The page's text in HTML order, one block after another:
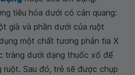
tiêu hóa dưới có cản quang:
già và phần dưới của ruột
một chất tương phản tia X
tràng dưới dạng thuốc xổ để
ruột. Sau đó, trẻ sẽ được chụp